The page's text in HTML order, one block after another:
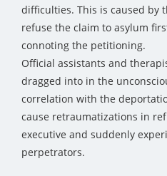
difficulties. This is caused by
refuse the claim to asylum
connoting the petitioning.
Official assistants and
dragged into in the
correlation with the
cause retraumatizations in
executive and suddenly
perpetrators.